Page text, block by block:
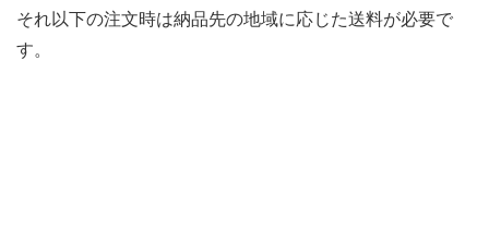
それ以下の注文時は納品先の地域に応じた送料が必要で
す。